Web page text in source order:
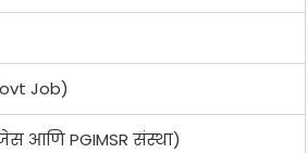
Job)
आणि PGIMSR संस्था)